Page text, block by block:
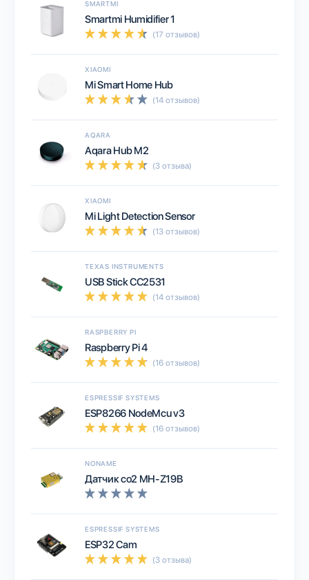
SMARTMI
Smartmi Humidifier 1
(17 отзывов)
XIAOMI
Mi Smart Home Hub
(14 отзывов)
AQARA
Aqara Hub M2
(3 отзыва)
XIAOMI
Mi Light Detection Sensor
(13 отзывов)
TEXAS INSTRUMENTS
USB Stick CC2531
(14 отзывов)
RASPBERRY PI
Raspberry Pi 4
(16 отзывов)
ESPRESSIF SYSTEMS
ESP8266 NodeMcu v3
(16 отзывов)
NONAME
Датчик co2 MH-Z19B
ESPRESSIF SYSTEMS
ESP32 Cam
(3 отзыва)